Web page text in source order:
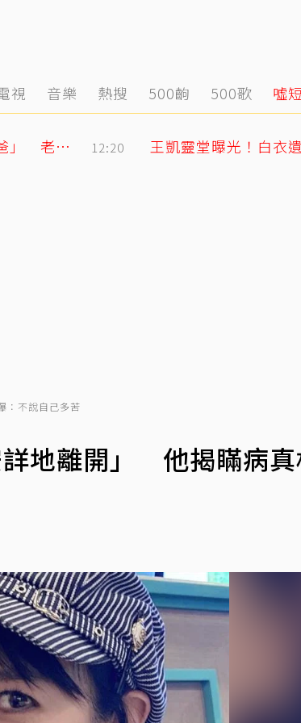
視 音樂 熱搜 500齣 500歌 噓
明金成走後第4個父親節！龍鳳胎兒吐「我沒有爸爸」 老師暖回一句話全網鼻酸 12:20 王凱靈堂曝光！白衣
：不說自己多苦
詳地離開」 他揭瞞病